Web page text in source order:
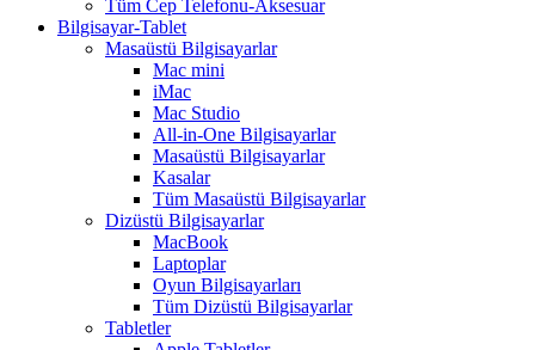
Tüm Cep Telefonu-Aksesuar
Bilgisayar-Tablet
Masaüstü Bilgisayarlar
Mac mini
iMac
Mac Studio
All-in-One Bilgisayarlar
Masaüstü Bilgisayarlar
Kasalar
Tüm Masaüstü Bilgisayarlar
Dizüstü Bilgisayarlar
MacBook
Laptoplar
Oyun Bilgisayarları
Tüm Dizüstü Bilgisayarlar
Tabletler